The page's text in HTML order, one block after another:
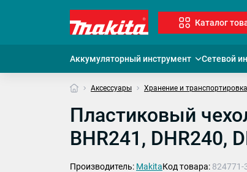
Каталог
Аккумуляторный инструмент Сетевой
Аксессуары Хранение и
Пластиковый
BHR241, DHR240,
Производитель: MakitaКод товара: 824771-